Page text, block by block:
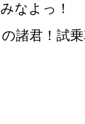
なよっ！
諸君！試